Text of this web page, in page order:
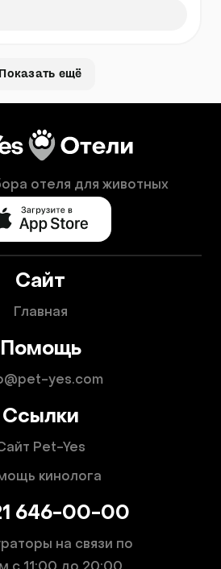
Показать ещё
отеля для животных
Сайт
Главная
Помощь
yes.com
Ссылки
Pet-Yes
кинолога
646-00-00
на связи по